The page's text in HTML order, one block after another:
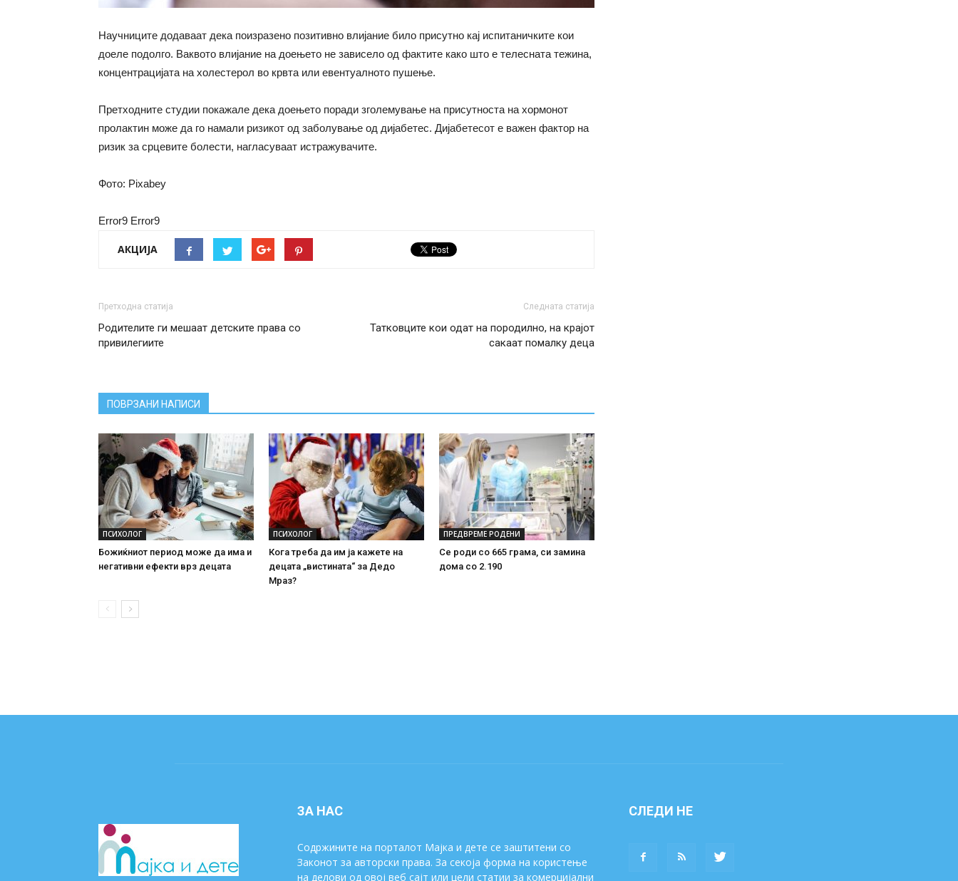
Научниците додаваат дека поизразено позитивно влијание било присутно кај испитаничките кои
доеле подолго. Ваквото влијание на доењето не зависело од фактите како што е телесната тежина,
концентрацијата на холестерол во крвта или евентуалното пушење.
Претходните студии покажале дека доењето поради зголемување на присутноста на хормонот
пролактин може да го намали ризикот од заболување од дијабетес. Дијабетесот е важен фактор на
ризик за срцевите болести, нагласуваат истражувачите.
Фото: Pixabey
Error9 Error9
АКЦИЈА
Претходна статија
Родителите ги мешаат детските права со
привилегиите
Следната статија
Татковците кои одат на породилно, на крајот
сакаат помалку деца
ПОВРЗАНИ НАПИСИ
ПСИХОЛОГ
Божиќниот период може да има и
негативни ефекти врз децата
ПСИХОЛОГ
Кога треба да им ја кажете на
децата „вистината“ за Дедо
Мраз?
ПРЕДВРЕМЕ РОДЕНИ
Се роди со 665 грама, си замина
дома со 2.190
ЗА НАС
Содржините на порталот Мајка и дете се заштитени со
Законот за авторски права. За секоја форма на користење
на делови од овој веб сајт или цели статии за комерцијални
СЛЕДИ НЕ